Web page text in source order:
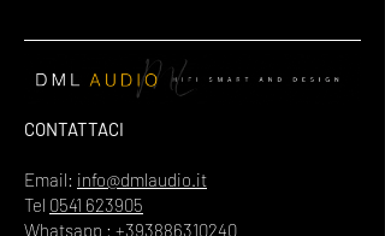
CONTATTACI
Email: info@dmlaudio.it
Tel 0541 623905
Whatsapp : +393886310240